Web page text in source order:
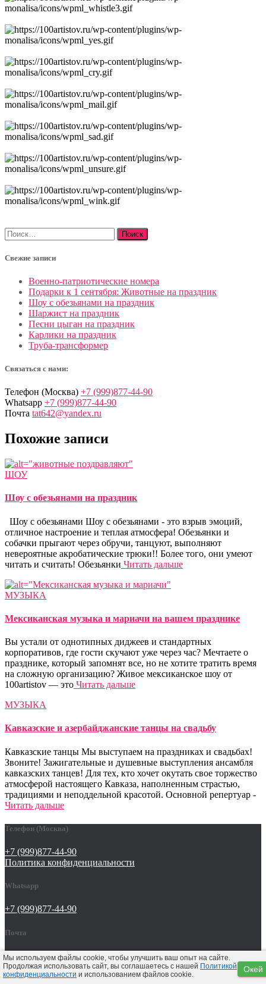
Найти:
Свежие записи
Военно-патриотические номера
Подарки к 1 сентября: Животные на праздник
Шоу с обезьянами на праздник
Шаржист на праздник
Песни цыган на праздник
Карлики на праздник
Труба-трансформер
Связаться с нами:
Телефон (Москва) +7 (999)877-44-90
Whatsapp +7 (999)877-44-90
Почта tat642@yandex.ru
Похожие записи
ШОУ
Шоу с обезьянами на праздник
Шоу с обезьянами Шоу с обезьянами - это взрыв эмоций,
отличное настроение и теплая атмосфера! Обезьянки и
собачки прыгают через обручи, танцуют, выполняют
невероятные акробатические трюки!! Более того, они умеют
читать и считать! Обезьянки Читать дальше
МУЗЫКА
Мексиканская музыка и мариачи на вашем празднике
Вы устали от однотипных диджеев и стандартных
корпоративов, где гости скучают уже через час? Мечтаете о
празднике, который запомнят все, но не хотите тратить время
на сложную организацию? Живое мексиканское шоу от
100artistov — это Читать дальше
МУЗЫКА
Кавказские и азербайджанские танцы на свадьбу
Кавказские танцы Мы выступаем на праздниках и свадьбах!
Звоните! Зажигательные и душевные выступления ансамбля
кавказских танцев! Для тех, кто хочет окутать свое торжество
атмосферой настоящего Кавказа, наполненным страстью,
традициями и неподдельной красотой. Основной репертуар -
Читать дальше
Телефон (Москва)
+7 (999)877-44-90
Политика конфиденциальности
Мы используем файлы cookie, чтобы улучшить ваш опыт на сайте.
Продолжая использовать сайт, вы соглашаетесь с нашей Политикой
конфиденциальности и использованием файлов cookie.
Окей
Whatsapp
+7 (999)877-44-90
Почта
tat642@yandex.ru
Hestia | РазработаноThemeIsle